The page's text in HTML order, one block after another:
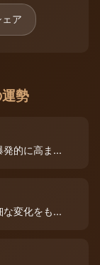
ェア
勢
発的に高ま...
な変化をも...